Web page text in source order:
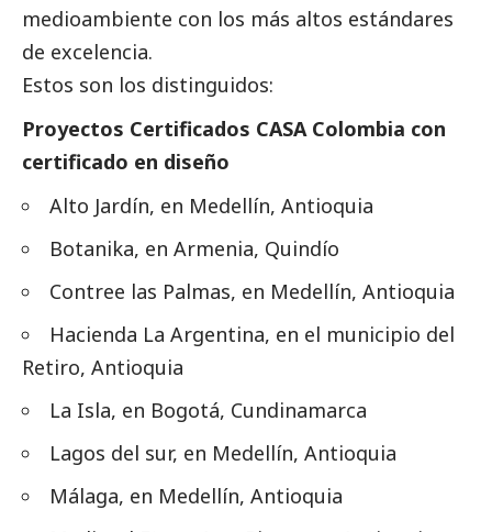
medioambiente con los más altos estándares
de excelencia.
Estos son los distinguidos:
Proyectos Certificados CASA Colombia con
certificado en diseño
Alto Jardín, en Medellín, Antioquia
Botanika, en Armenia, Quindío
Contree las Palmas, en Medellín, Antioquia
Hacienda La Argentina, en el municipio del
Retiro, Antioquia
La Isla, en Bogotá, Cundinamarca
Lagos del sur, en Medellín, Antioquia
Málaga, en Medellín, Antioquia